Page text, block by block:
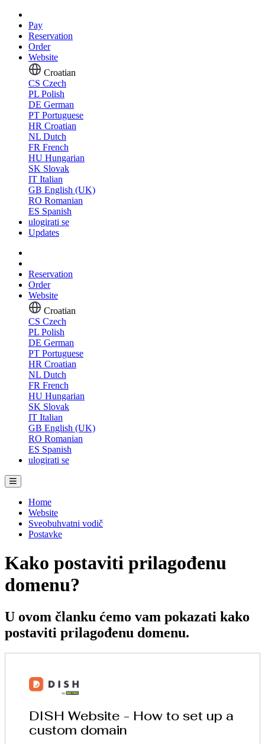
Pay
Reservation
Order
Website
Croatian
CS Czech
PL Polish
DE German
PT Portuguese
HR Croatian
NL Dutch
FR French
HU Hungarian
SK Slovak
IT Italian
GB English (UK)
RO Romanian
ES Spanish
ulogirati se
Updates
Reservation
Order
Website
Croatian
CS Czech
PL Polish
DE German
PT Portuguese
HR Croatian
NL Dutch
FR French
HU Hungarian
SK Slovak
IT Italian
GB English (UK)
RO Romanian
ES Spanish
ulogirati se
Home
Website
Sveobuhvatni vodič
Postavke
Kako postaviti prilagođenu
domenu?
U ovom članku ćemo vam pokazati kako
postaviti prilagođenu domenu.